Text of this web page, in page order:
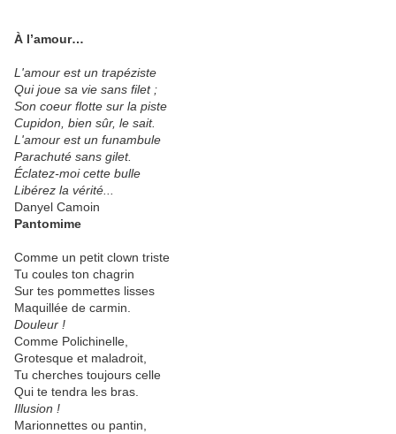
À l’amour…
L'amour est un trapéziste
Qui joue sa vie sans filet ;
Son coeur flotte sur la piste
Cupidon, bien sûr, le sait.
L'amour est un funambule
Parachuté sans gilet.
Éclatez-moi cette bulle
Libérez la vérité...
Danyel Camoin
Pantomime
Comme un petit clown triste
Tu coules ton chagrin
Sur tes pommettes lisses
Maquillée de carmin.
Douleur !
Comme Polichinelle,
Grotesque et maladroit,
Tu cherches toujours celle
Qui te tendra les bras.
Illusion !
Marionnettes ou pantin,